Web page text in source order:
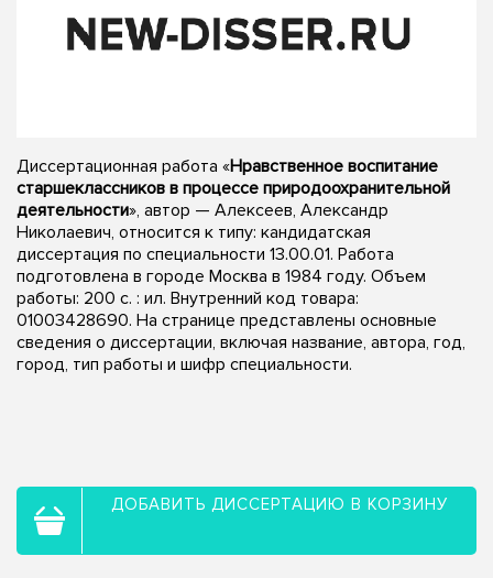
Диссертационная работа «Нравственное воспитание
старшеклассников в процессе природоохранительной
деятельности», автор — Алексеев, Александр
Николаевич, относится к типу: кандидатская
диссертация по специальности 13.00.01. Работа
подготовлена в городе Москва в 1984 году. Объем
работы: 200 c. : ил. Внутренний код товара:
01003428690. На странице представлены основные
сведения о диссертации, включая название, автора, год,
город, тип работы и шифр специальности.
ДОБАВИТЬ ДИССЕРТАЦИЮ В КОРЗИНУ